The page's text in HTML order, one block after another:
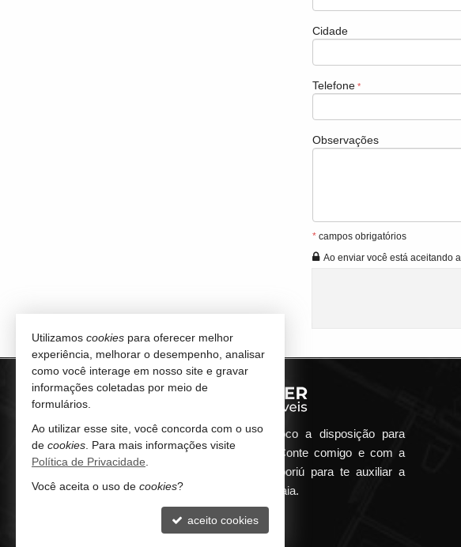
Cidade
Telefone
Observações
*campos obrigatórios
Ao enviar você está aceitando a
Qualquer dúvida que surgir me coloco a disposição para
atender de maneira ágil e eficiente. Conte comigo e com a
minha imobiliária em Balneário Camboriú para te auxiliar a
encontrar o seu imóvel ideal aqui na Praia.
Utilizamos cookies para oferecer melhor
experiência, melhorar o desempenho, analisar
como você interage em nosso site e gravar
informações coletadas por meio de
formulários.
Ao utilizar esse site, você concorda com o uso
de cookies . Para mais informações visite
Política de Privacidade
Você aceita o uso de cookies?
aceito cookies